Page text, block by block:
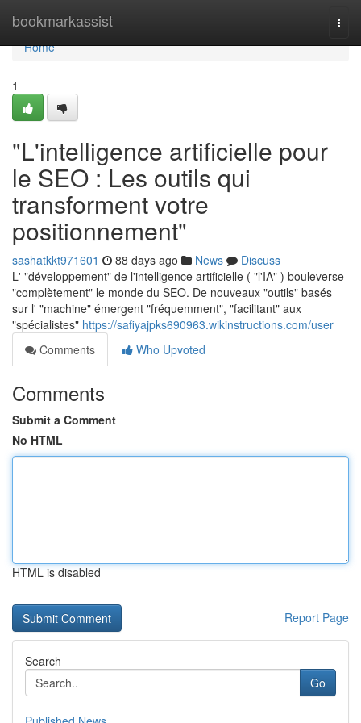
bookmarkassist
Home
Home
1
"L'intelligence artificielle pour
le SEO : Les outils qui
transforment votre
positionnement"
sashatkkt971601 88 days ago News
Discuss
L' "développement" de l'intelligence artificielle ( "l'IA" ) bouleverse
"complètement" le monde du SEO. De nouveaux "outils" basés
sur l' "machine" émergent "fréquemment", "facilitant" aux
"spécialistes" https://safiyajpks690963.wikinstructions.com/user
Comments
Who Upvoted
Comments
Submit a Comment
No HTML
HTML is disabled
Report Page
Search
Go